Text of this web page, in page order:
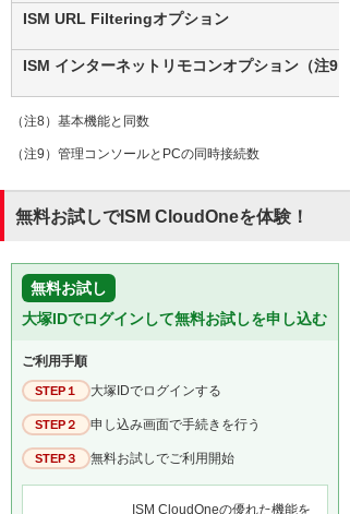
ISM URL Filteringオプション
ISM インターネットリモコンオプション（注9）
（注8）基本機能と同数
（注9）管理コンソールとPCの同時接続数
無料お試しでISM CloudOneを体験！
無料お試し
大塚IDでログインして無料お試しを申し込む
ご利用手順
STEP１ 大塚IDでログインする
STEP２ 申し込み画面で手続きを行う
STEP３ 無料お試しでご利用開始
ISM CloudOneの優れた機能を